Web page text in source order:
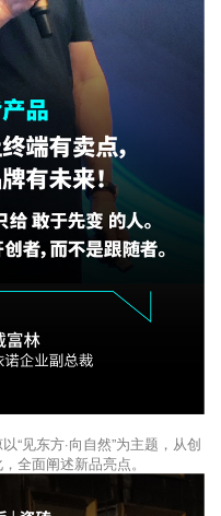
“见东方·向自然”为主题，从创
全面阐述新品亮点。